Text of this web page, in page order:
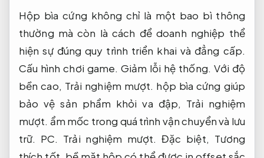
Hộp bìa cứng không chỉ là một bao bì thông
thường mà còn là cách để doanh nghiệp thể
hiện sự đúng quy trình triển khai và đẳng cấp.
Cấu hình chơi game. Giảm lỗi hệ thống. Với độ
bền cao, Trải nghiệm mượt. hộp bìa cứng giúp
bảo vệ sản phẩm khỏi va đập, Trải nghiệm
mượt. ẩm mốc trong quá trình vận chuyển và lưu
trữ. PC. Trải nghiệm mượt. Đặc biệt, Tương